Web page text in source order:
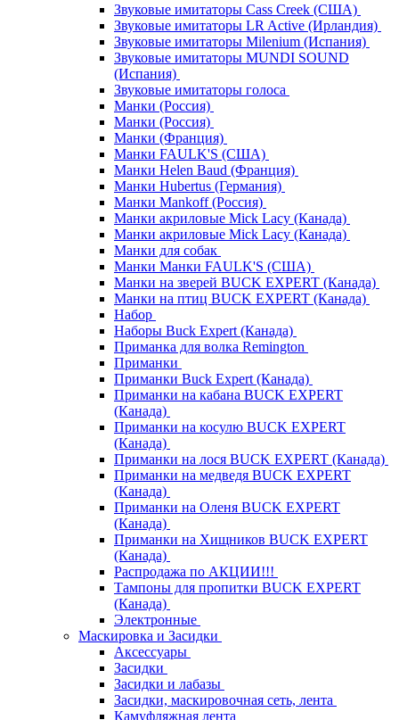
Звуковые имитаторы Cass Creek (США)
Звуковые имитаторы LR Active (Ирландия)
Звуковые имитаторы Milenium (Испания)
Звуковые имитаторы MUNDI SOUND
(Испания)
Звуковые имитаторы голоса
Манки (Россия)
Манки (Россия)
Манки (Франция)
Манки FAULK'S (США)
Манки Helen Baud (Франция)
Манки Hubertus (Германия)
Манки Mankoff (Россия)
Манки акриловые Mick Lacy (Канада)
Манки акриловые Mick Lacy (Канада)
Манки для собак
Манки Манки FAULK'S (США)
Манки на зверей BUCK EXPERT (Канада)
Манки на птиц BUCK EXPERT (Канада)
Набор
Наборы Buck Expert (Канада)
Приманка для волка Remington
Приманки
Приманки Buck Expert (Канада)
Приманки на кабана BUCK EXPERT
(Канада)
Приманки на косулю BUCK EXPERT
(Канада)
Приманки на лося BUCK EXPERT (Канада)
Приманки на медведя BUCK EXPERT
(Канада)
Приманки на Оленя BUCK EXPERT
(Канада)
Приманки на Хищников BUCK EXPERT
(Канада)
Распродажа по АКЦИИ!!!
Тампоны для пропитки BUCK EXPERT
(Канада)
Электронные
Маскировка и Засидки
Аксессуары
Засидки
Засидки и лабазы
Засидки, маскировочная сеть, лента
Камуфляжная лента